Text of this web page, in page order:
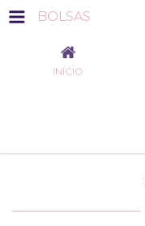
BOLSAS
INÍCIO